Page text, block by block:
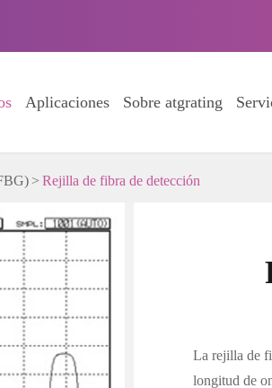
Aplicaciones Sobre atgrating
Rejilla de fibra de detección
La rejilla de
longitud de